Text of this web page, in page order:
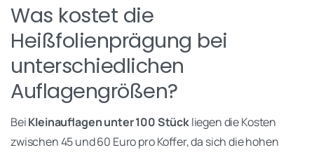
Was kostet die
Heißfolienprägung bei
unterschiedlichen
Auflagengrößen?
BeiKleinauflagen unter 100 Stückliegen die Kosten
zwischen 45 und 60 Euro pro Koffer, da sich die hohen